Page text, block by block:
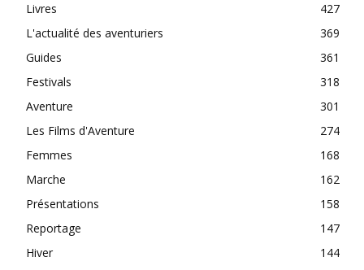
Livres
427
L'actualité des aventuriers
369
Guides
361
Festivals
318
Aventure
301
Les Films d'Aventure
274
Femmes
168
Marche
162
Présentations
158
Reportage
147
Hiver
144